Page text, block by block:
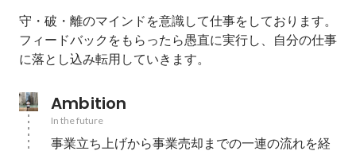
守・破・離のマインドを意識して仕事をしております。
フィードバックをもらったら愚直に実行し、自分の仕事
に落とし込み転用していきます。
Ambition
In the future
事業立ち上げから事業売却までの一連の流れを経